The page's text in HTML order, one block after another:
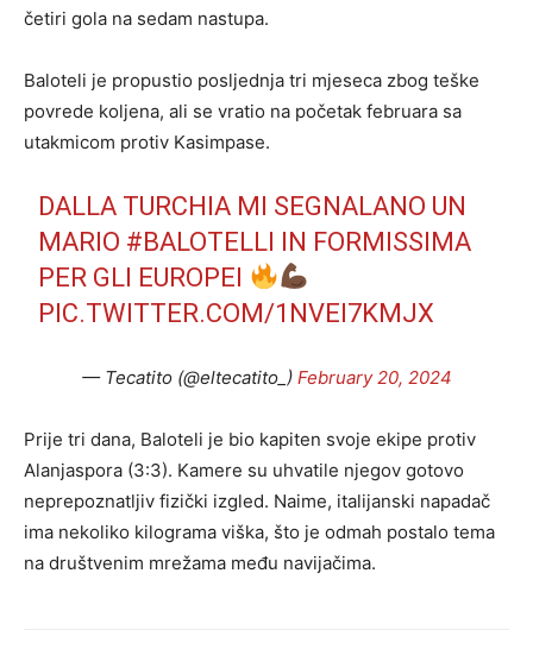
četiri gola na sedam nastupa.
Baloteli je propustio posljednja tri mjeseca zbog teške
povrede koljena, ali se vratio na početak februara sa
utakmicom protiv Kasimpase.
DALLA TURCHIA MI SEGNALANO UN
MARIO #BALOTELLI IN FORMISSIMA
PER GLI EUROPEI
PIC.TWITTER.COM/1NVEI7KMJX
— Tecatito (@eltecatito_) February 20, 2024
Prije tri dana, Baloteli je bio kapiten svoje ekipe protiv
Alanjaspora (3:3). Kamere su uhvatile njegov gotovo
neprepoznatljiv fizički izgled. Naime, italijanski napadač
ima nekoliko kilograma viška, što je odmah postalo tema
na društvenim mrežama među navijačima.